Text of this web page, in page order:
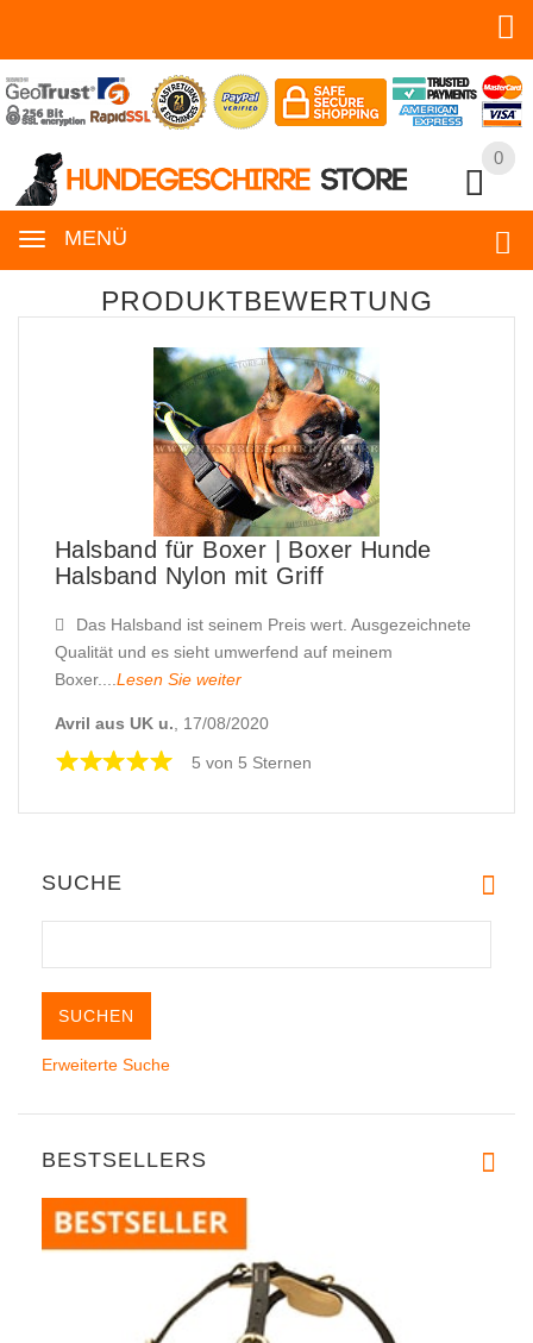
0
MENÜ
0
PRODUKTBEWERTUNG
Halsband für Boxer | Boxer Hunde
Halsband Nylon mit Griff
Das Halsband ist seinem Preis wert. Ausgezeichnete
Qualität und es sieht umwerfend auf meinem
Boxer....Lesen Sie weiter
Avril aus UK u. , 17/08/2020
5 von 5 Sternen
SUCHE
Erweiterte Suche
BESTSELLERS